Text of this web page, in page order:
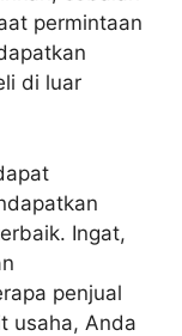
permintaan
di luar
Ingat,
penjual
usaha, Anda